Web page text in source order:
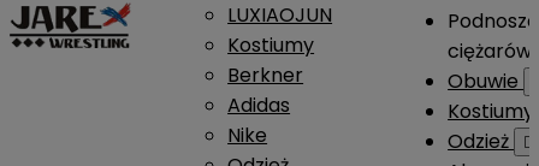
LUXIAOJUN
Kostiumy
Berkner
Adidas
Nike
ciężarów
Obuwie
Kostiumy
Odzież
